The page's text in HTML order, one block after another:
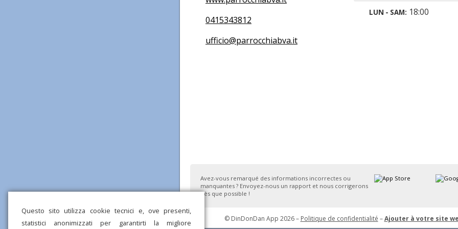
Questo sito utilizza cookie tecnici e, ove presenti,
statistici anonimizzati per garantirti la migliore
0415343812
ufficio@parrocchiabva.it
LUN - SAM: 18:00
Avez-vous remarqué des informations incorrectes ou
manquantes ? Envoyez-nous un rapport et nous corrigerons
dès que possible !
© DinDonDan App 2026 – Politique de confidentialité –Ajouter à votre site